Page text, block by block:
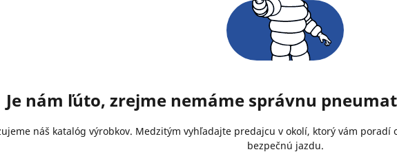
Je nám ľúto, zrejme nemáme správnu
náš katalóg výrobkov. Medzitým vyhľadajte predajcu v okolí, ktorý vám
bezpečnú jazdu.